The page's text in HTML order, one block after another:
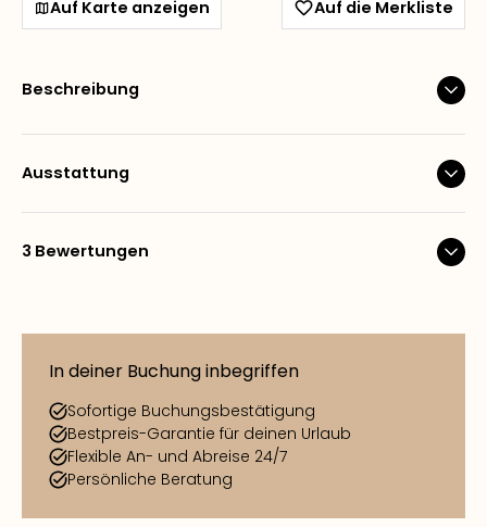
Auf Karte anzeigen Auf die Merkliste
Beschreibung
Ausstattung
3 Bewertungen
In deiner Buchung inbegriffen
Sofortige Buchungsbestätigung
Bestpreis-Garantie für deinen Urlaub
Flexible An- und Abreise 24/7
Persönliche Beratung